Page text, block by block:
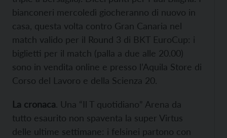
bianconeri mercoledì giocheranno di nuovo in
casa, questa volta contro Gran Canaria nel
match valido per il Round 3 di BKT EuroCup: i
biglietti per il match (palla a due alle 20.00)
sono in vendita online e presso l’Aquila Store di
Corso del Lavoro e della Scienza 20.
La cronaca. Una “Il T quotidiano” Arena da
tutto esaurito non spaventa la super Virtus
delle ultime settimane: i felsinei partono con